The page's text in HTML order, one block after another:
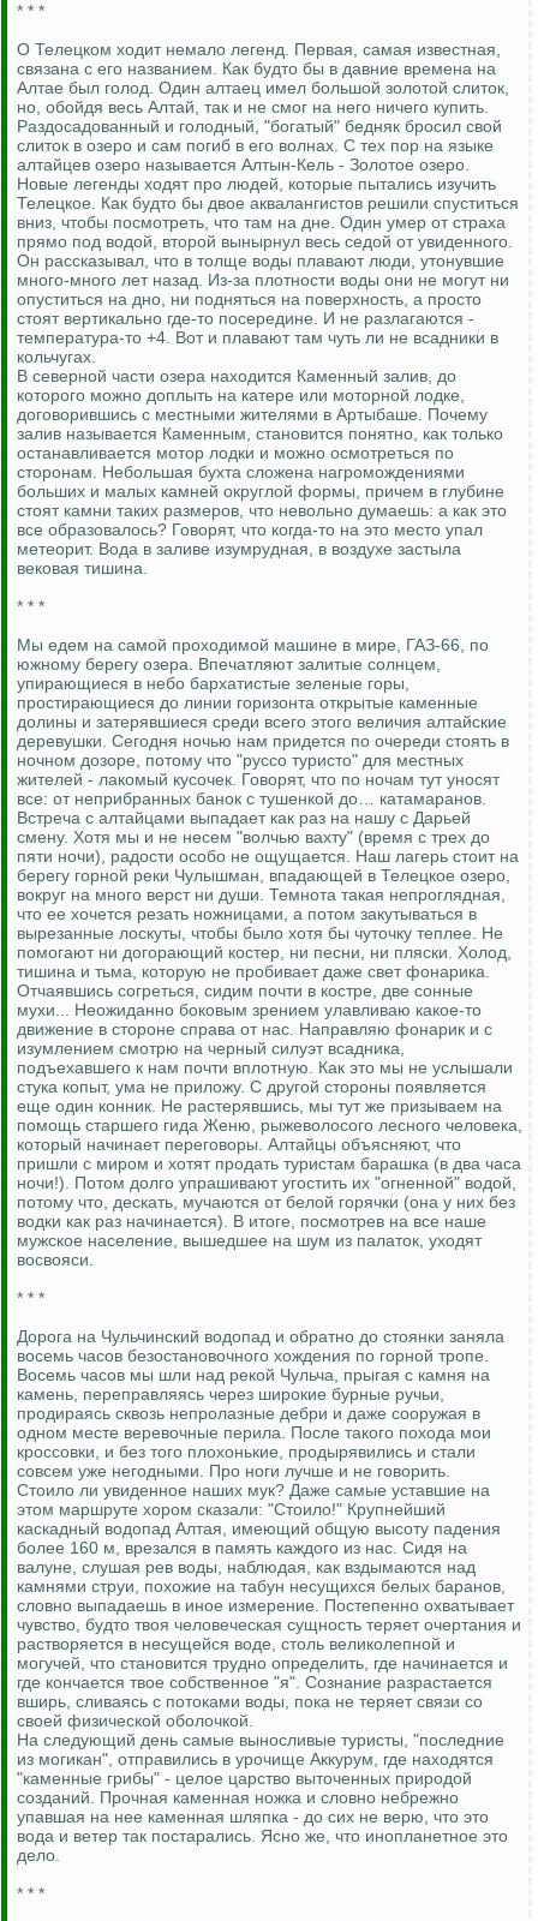
* * *
О Телецком ходит немало легенд. Первая, самая известная,
связана с его названием. Как будто бы в давние времена на
Алтае был голод. Один алтаец имел большой золотой слиток,
но, обойдя весь Алтай, так и не смог на него ничего купить.
Раздосадованный и голодный, "богатый" бедняк бросил свой
слиток в озеро и сам погиб в его волнах. С тех пор на языке
алтайцев озеро называется Алтын-Кель - Золотое озеро.
Новые легенды ходят про людей, которые пытались изучить
Телецкое. Как будто бы двое аквалангистов решили спуститься
вниз, чтобы посмотреть, что там на дне. Один умер от страха
прямо под водой, второй вынырнул весь седой от увиденного.
Он рассказывал, что в толще воды плавают люди, утонувшие
много-много лет назад. Из-за плотности воды они не могут ни
опуститься на дно, ни подняться на поверхность, а просто
стоят вертикально где-то посередине. И не разлагаются -
температура-то +4. Вот и плавают там чуть ли не всадники в
кольчугах.
В северной части озера находится Каменный залив, до
которого можно доплыть на катере или моторной лодке,
договорившись с местными жителями в Артыбаше. Почему
залив называется Каменным, становится понятно, как только
останавливается мотор лодки и можно осмотреться по
сторонам. Небольшая бухта сложена нагромождениями
больших и малых камней округлой формы, причем в глубине
стоят камни таких размеров, что невольно думаешь: а как это
все образовалось? Говорят, что когда-то на это место упал
метеорит. Вода в заливе изумрудная, в воздухе застыла
вековая тишина.
* * *
Мы едем на самой проходимой машине в мире, ГАЗ-66, по
южному берегу озера. Впечатляют залитые солнцем,
упирающиеся в небо бархатистые зеленые горы,
простирающиеся до линии горизонта открытые каменные
долины и затерявшиеся среди всего этого величия алтайские
деревушки. Сегодня ночью нам придется по очереди стоять в
ночном дозоре, потому что "руссо туристо" для местных
жителей - лакомый кусочек. Говорят, что по ночам тут уносят
все: от неприбранных банок с тушенкой до… катамаранов.
Встреча с алтайцами выпадает как раз на нашу с Дарьей
смену. Хотя мы и не несем "волчью вахту" (время с трех до
пяти ночи), радости особо не ощущается. Наш лагерь стоит на
берегу горной реки Чулышман, впадающей в Телецкое озеро,
вокруг на много верст ни души. Темнота такая непроглядная,
что ее хочется резать ножницами, а потом закутываться в
вырезанные лоскуты, чтобы было хотя бы чуточку теплее. Не
помогают ни догорающий костер, ни песни, ни пляски. Холод,
тишина и тьма, которую не пробивает даже свет фонарика.
Отчаявшись согреться, сидим почти в костре, две сонные
мухи... Неожиданно боковым зрением улавливаю какое-то
движение в стороне справа от нас. Направляю фонарик и с
изумлением смотрю на черный силуэт всадника,
подъехавшего к нам почти вплотную. Как это мы не услышали
стука копыт, ума не приложу. С другой стороны появляется
еще один конник. Не растерявшись, мы тут же призываем на
помощь старшего гида Женю, рыжеволосого лесного человека,
который начинает переговоры. Алтайцы объясняют, что
пришли с миром и хотят продать туристам барашка (в два часа
ночи!). Потом долго упрашивают угостить их "огненной" водой,
потому что, дескать, мучаются от белой горячки (она у них без
водки как раз начинается). В итоге, посмотрев на все наше
мужское население, вышедшее на шум из палаток, уходят
восвояси.
* * *
Дорога на Чульчинский водопад и обратно до стоянки заняла
восемь часов безостановочного хождения по горной тропе.
Восемь часов мы шли над рекой Чульча, прыгая с камня на
камень, переправляясь через широкие бурные ручьи,
продираясь сквозь непролазные дебри и даже сооружая в
одном месте веревочные перила. После такого похода мои
кроссовки, и без того плохонькие, продырявились и стали
совсем уже негодными. Про ноги лучше и не говорить.
Стоило ли увиденное наших мук? Даже самые уставшие на
этом маршруте хором сказали: "Стоило!" Крупнейший
каскадный водопад Алтая, имеющий общую высоту падения
более 160 м, врезался в память каждого из нас. Сидя на
валуне, слушая рев воды, наблюдая, как вздымаются над
камнями струи, похожие на табун несущихся белых баранов,
словно выпадаешь в иное измерение. Постепенно охватывает
чувство, будто твоя человеческая сущность теряет очертания и
растворяется в несущейся воде, столь великолепной и
могучей, что становится трудно определить, где начинается и
где кончается твое собственное "я". Сознание разрастается
вширь, сливаясь с потоками воды, пока не теряет связи со
своей физической оболочкой.
На следующий день самые выносливые туристы, "последние
из могикан", отправились в урочище Аккурум, где находятся
"каменные грибы" - целое царство выточенных природой
созданий. Прочная каменная ножка и словно небрежно
упавшая на нее каменная шляпка - до сих не верю, что это
вода и ветер так постарались. Ясно же, что инопланетное это
дело.
* * *